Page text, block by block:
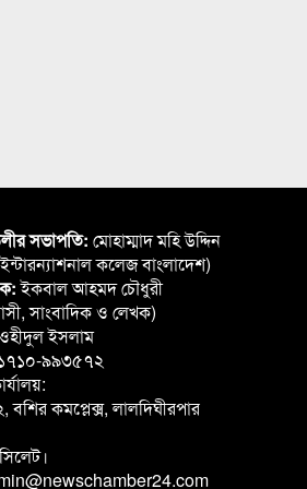
সভাপতি: মোহাম্মাদ মহি উদ্দিন
কলেজ বাংলাদেশ)
ইকবাল আহমদ চৌধুরী
সাংবাদিক ও লেখক)
ইসলাম
৯৯৩৫৭২
কমপ্লেক্স, লালদিঘীরপার